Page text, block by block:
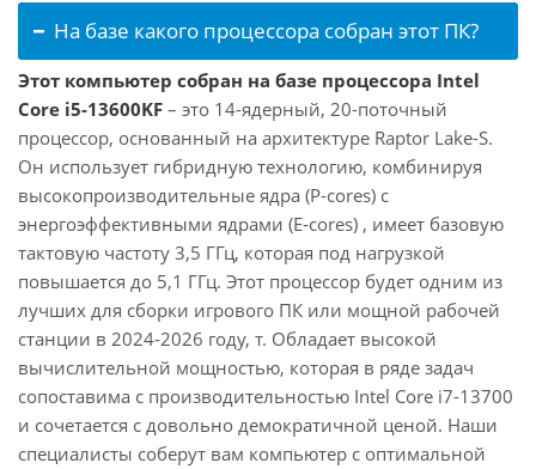
На базе какого процессора собран этот ПК?
Этот компьютер собран на базе процессора Intel
Core i5-13600KF – это 14-ядерный, 20-поточный
процессор, основанный на архитектуре Raptor Lake-S.
Он использует гибридную технологию, комбинируя
высокопроизводительные ядра (P-cores) с
энергоэффективными ядрами (E-cores) , имеет базовую
тактовую частоту 3,5 ГГц, которая под нагрузкой
повышается до 5,1 ГГц. Этот процессор будет одним из
лучших для сборки игрового ПК или мощной рабочей
станции в 2024-2026 году, т. Обладает высокой
вычислительной мощностью, которая в ряде задач
сопоставима с производительностью Intel Core i7-13700
и сочетается с довольно демократичной ценой. Наши
специалисты соберут вам компьютер с оптимальной